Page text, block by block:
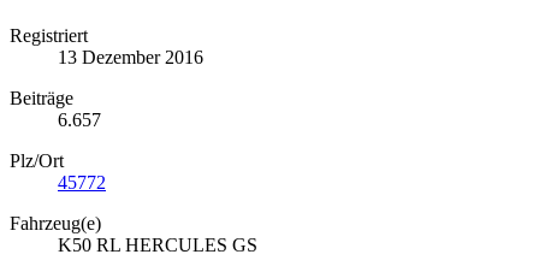
Registriert
13 Dezember 2016
Beiträge
6.657
Plz/Ort
45772
Fahrzeug(e)
K50 RL HERCULES GS